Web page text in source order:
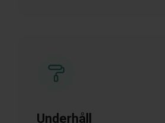
Underhåll